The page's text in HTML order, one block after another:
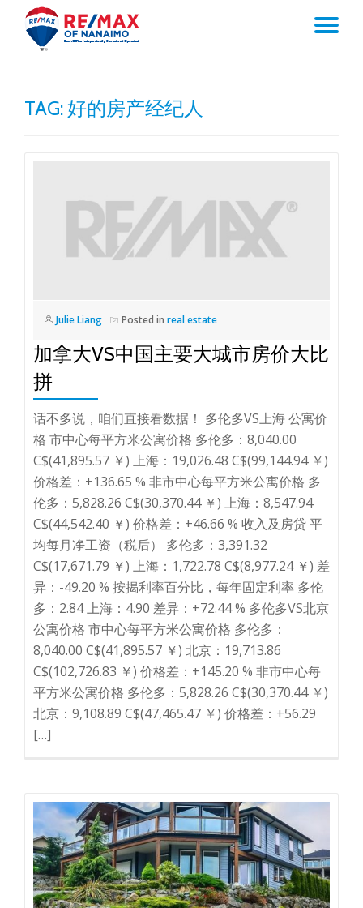
TAG: 好的房产经纪人
Julie Liang Posted in real estate
加拿大VS中国主要大城市房价大比
拼
话不多说，咱们直接看数据！ 多伦多VS上海 公寓价
格 市中心每平方米公寓价格 多伦多：8,040.00
C$(41,895.57 ￥) 上海：19,026.48 C$(99,144.94 ￥)
价格差：+136.65 % 非市中心每平方米公寓价格 多
伦多：5,828.26 C$(30,370.44 ￥) 上海：8,547.94
C$(44,542.40 ￥) 价格差：+46.66 % 收入及房贷 平
均每月净工资（税后） 多伦多：3,391.32
C$(17,671.79 ￥) 上海：1,722.78 C$(8,977.24 ￥) 差
异：-49.20 % 按揭利率百分比，每年固定利率 多伦
多：2.84 上海：4.90 差异：+72.44 % 多伦多VS北京
公寓价格 市中心每平方米公寓价格 多伦多：
8,040.00 C$(41,895.57 ￥) 北京：19,713.86
C$(102,726.83 ￥) 价格差：+145.20 % 非市中心每
平方米公寓价格 多伦多：5,828.26 C$(30,370.44 ￥)
北京：9,108.89 C$(47,465.47 ￥) 价格差：+56.29
[…]